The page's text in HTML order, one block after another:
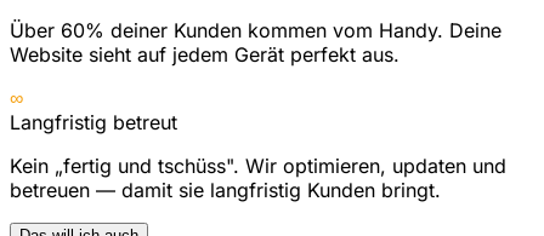
Über 60% deiner Kunden kommen vom Handy. Deine
Website sieht auf jedem Gerät perfekt aus.
∞
Langfristig betreut
Kein „fertig und tschüss". Wir optimieren, updaten und
betreuen — damit sie langfristig Kunden bringt.